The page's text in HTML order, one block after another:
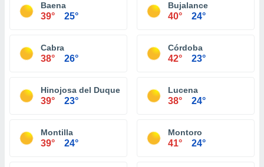
Baena
39° 25°
Bujalance
40° 24°
Cabra
38° 26°
Córdoba
42° 23°
Hinojosa del Duque
39° 23°
Lucena
38° 24°
Montilla
39° 24°
Montoro
41° 24°